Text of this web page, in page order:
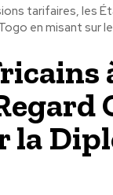
tarifaires, les
en misant sur
la